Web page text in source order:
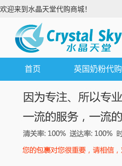
欢迎来到水晶天堂代购商城！
首页 英国奶粉代购